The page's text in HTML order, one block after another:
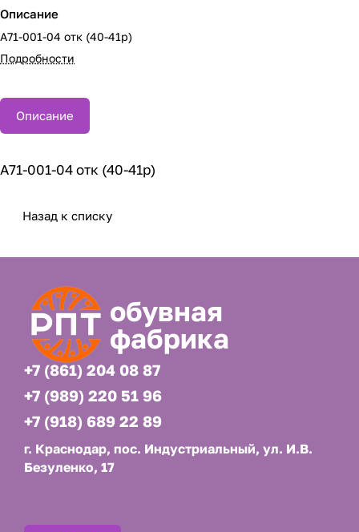
Описание
А71-001-04 отк (40-41р)
Подробности
Описание
А71-001-04 отк (40-41р)
Назад к списку
обувная
фабрика
+7 (861) 204 08 87
+7 (989) 220 51 96
+7 (918) 689 22 89
г. Краснодар, пос. Индустриальный, ул. И.В.
Безуленко, 17